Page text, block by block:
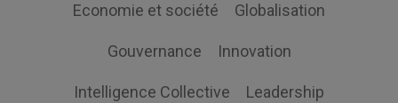
Economie et société Globalisation
Gouvernance Innovation
Intelligence Collective Leadership